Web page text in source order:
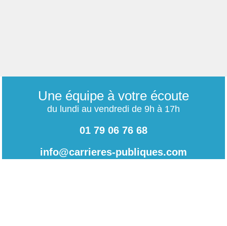
Une équipe à votre écoute
du lundi au vendredi de 9h à 17h
01 79 06 76 68
info@carrieres-publiques.com